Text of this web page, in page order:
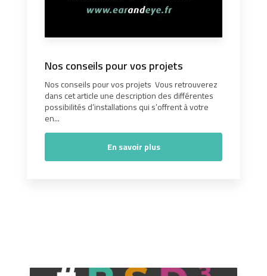
Nos conseils pour vos projets
Nos conseils pour vos projets Vous retrouverez
dans cet article une description des différentes
possibilités d’installations qui s’offrent à votre
en...
En savoir plus